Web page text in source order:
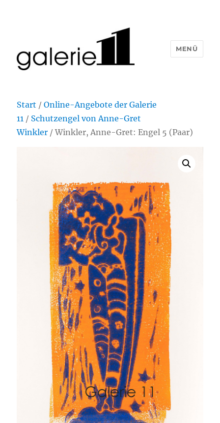
MENÜ
Start /Online-Angebote der Galerie
11 / Schutzengel von Anne-Gret
Winkler / Winkler, Anne-Gret: Engel 5 (Paar)